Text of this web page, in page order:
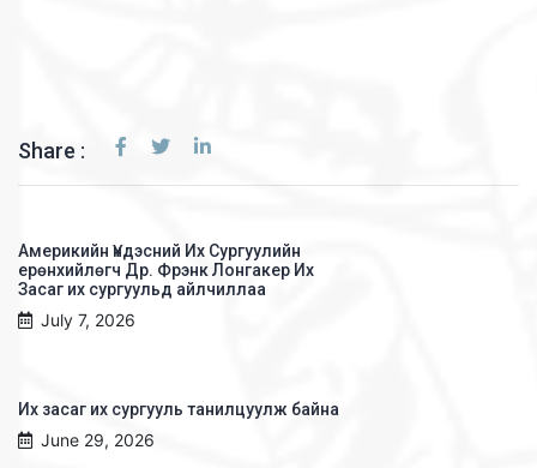
Share :
Америкийн Үндэсний Их Сургуулийн
ерөнхийлөгч Др. Фрэнк Лонгакер Их
Засаг их сургуульд айлчиллаа
July 7, 2026
Их засаг их сургууль танилцуулж байна
June 29, 2026